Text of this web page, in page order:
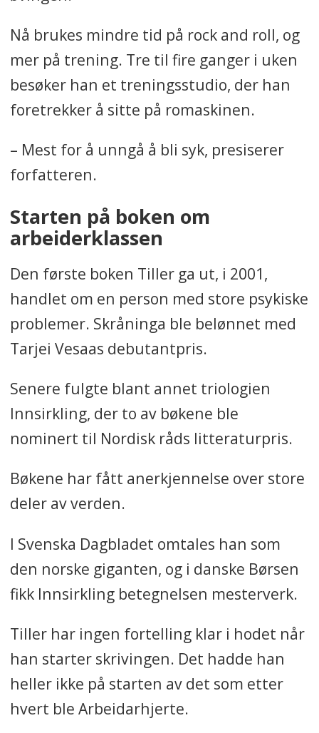
Nå brukes mindre tid på rock and roll, og
mer på trening. Tre til fire ganger i uken
besøker han et treningsstudio, der han
foretrekker å sitte på romaskinen.
– Mest for å unngå å bli syk, presiserer
forfatteren.
Starten på boken om
arbeiderklassen
Den første boken Tiller ga ut, i 2001,
handlet om en person med store psykiske
problemer. Skråninga ble belønnet med
Tarjei Vesaas debutantpris.
Senere fulgte blant annet triologien
Innsirkling, der to av bøkene ble
nominert til Nordisk råds litteraturpris.
Bøkene har fått anerkjennelse over store
deler av verden.
I Svenska Dagbladet omtales han som
den norske giganten, og i danske Børsen
fikk Innsirkling betegnelsen mesterverk.
Tiller har ingen fortelling klar i hodet når
han starter skrivingen. Det hadde han
heller ikke på starten av det som etter
hvert ble Arbeidarhjerte.